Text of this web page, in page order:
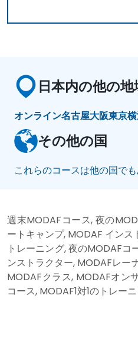
日本内の他の地
オンライン名古屋大阪東京
その他の国
これらのコースは他の国で
週末MODAFコース, 夜の
ートキャンプ, MODAF イン
トレーニング, 夜のMODAFコ
ンストラクター, MODAFレー
MODAFクラス, MODAFオン
コース, MODAF1対1のトレー